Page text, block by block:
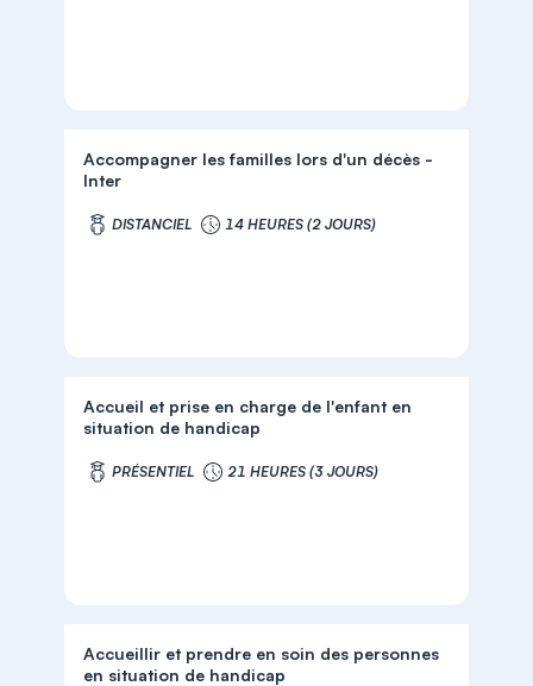
Accompagner les familles lors d'un décès -
Inter
DISTANCIEL 14 HEURES (2 JOURS)
Accueil et prise en charge de l'enfant en
situation de handicap
PRÉSENTIEL 21 HEURES (3 JOURS)
Accueillir et prendre en soin des personnes
en situation de handicap